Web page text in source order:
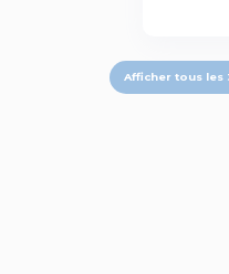
Afficher tous les